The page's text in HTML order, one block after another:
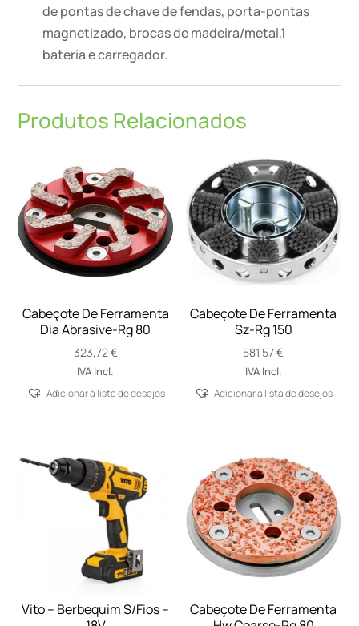
de pontas de chave de fendas, porta-pontas
magnetizado, brocas de madeira/metal,1
bateria e carregador.
Produtos Relacionados
Cabeçote De Ferramenta
Dia Abrasive-Rg 80
323,72€
IVA Incl.
Adicionar á lista de desejos
Cabeçote De Ferramenta
Sz-Rg 150
581,57€
IVA Incl.
Adicionar á lista de desejos
Vito – Berbequim S/Fios –
Cabeçote De Ferramenta